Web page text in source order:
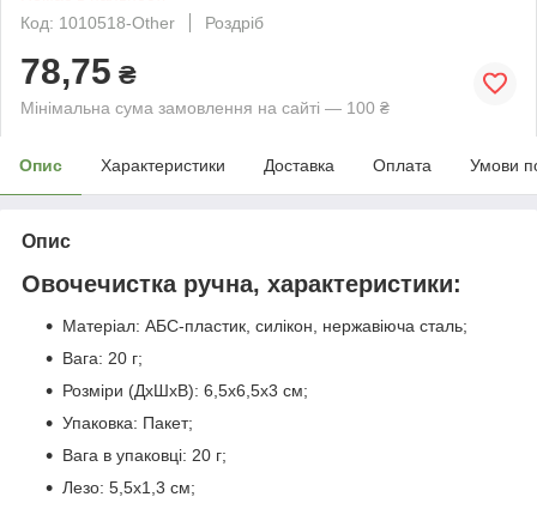
Код: 1010518-Other
Роздріб
78,75 ₴
Мінімальна сума замовлення на сайті — 100 ₴
Опис Характеристики Доставка Оплата Умови
Опис
Овочечистка ручна, характеристики:
Матеріал: АБС-пластик, силікон, нержавіюча сталь;
Вага: 20 г;
Розміри (ДхШхВ): 6,5х6,5х3 см;
Упаковка: Пакет;
Вага в упаковці: 20 г;
Лезо: 5,5х1,3 см;